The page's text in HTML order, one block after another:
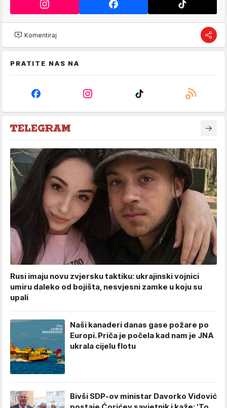
Komentiraj
PRATITE NAS NA
Rusi imaju novu zvjersku taktiku: ukrajinski vojnici
umiru daleko od bojišta, nesvjesni zamke u koju su
upali
Naši kanaderi danas gase požare po
Europi. Priča je počela kad nam je JNA
ukrala cijelu flotu
Bivši SDP-ov ministar Davorko Vidović